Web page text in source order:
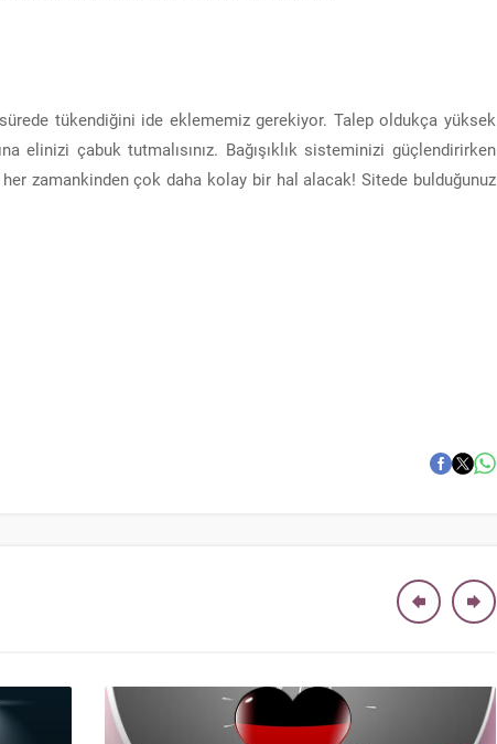
tükendiğini ide eklememiz gerekiyor. Talep oldukça yüksek
elinizi çabuk tutmalısınız. Bağışıklık sisteminizi güçlendirirken
zamankinden çok daha kolay bir hal alacak! Sitede bulduğunuz